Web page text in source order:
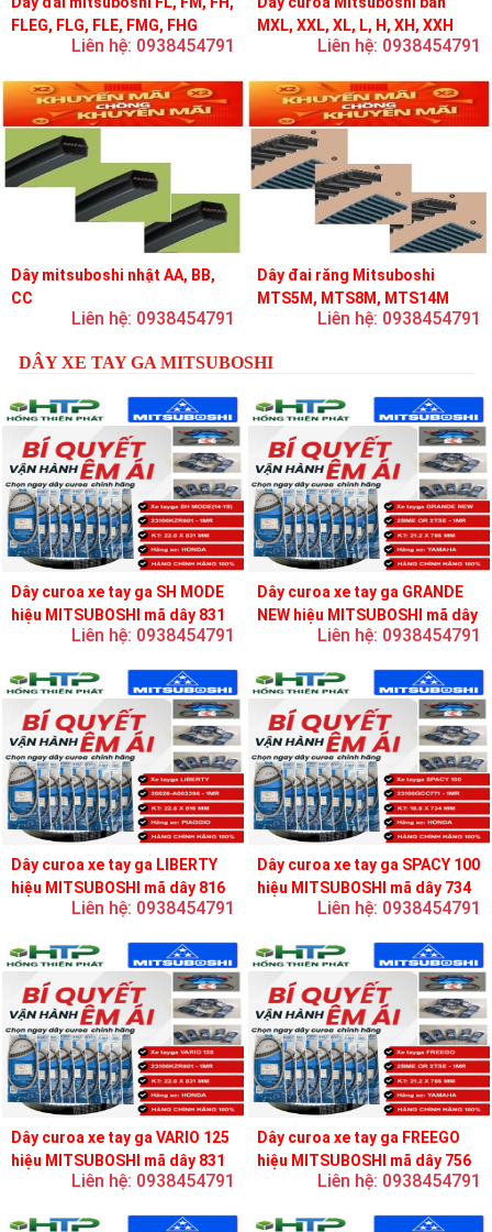
FLEG, FLG, FLE, FMG, FHG
Liên hệ: 0938454791
MXL, XXL, XL, L, H, XH, XXH
Liên hệ: 0938454791
Dây mitsuboshi nhật AA, BB,
CC
Liên hệ: 0938454791
Dây đai răng Mitsuboshi
MTS5M, MTS8M, MTS14M
Liên hệ: 0938454791
DÂY XE TAY GA MITSUBOSHI
Dây curoa xe tay ga SH MODE
hiệu MITSUBOSHI mã dây 831
Liên hệ: 0938454791
Dây curoa xe tay ga GRANDE
NEW hiệu MITSUBOSHI mã dây
Liên hệ: 0938454791
Dây curoa xe tay ga LIBERTY
hiệu MITSUBOSHI mã dây 816
Liên hệ: 0938454791
Dây curoa xe tay ga SPACY 100
hiệu MITSUBOSHI mã dây 734
Liên hệ: 0938454791
Dây curoa xe tay ga VARIO 125
hiệu MITSUBOSHI mã dây 831
Liên hệ: 0938454791
Dây curoa xe tay ga FREEGO
hiệu MITSUBOSHI mã dây 756
Liên hệ: 0938454791